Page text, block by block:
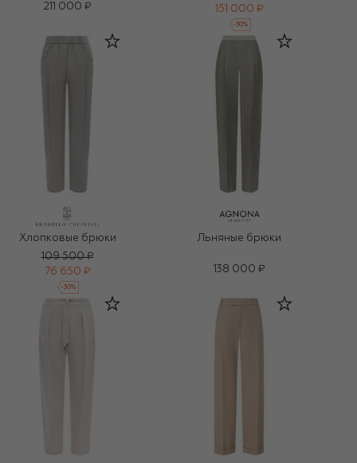
211 000 ₽
151 000 ₽
-30%
Хлопковые брюки
109 500 ₽
76 650 ₽
-30%
Льняные брюки
138 000 ₽